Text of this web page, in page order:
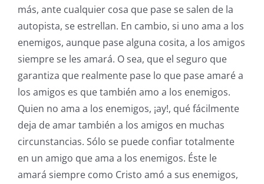
más, ante cualquier cosa que pase se salen de la
autopista, se estrellan. En cambio, si uno ama a los
enemigos, aunque pase alguna cosita, a los amigos
siempre se les amará. O sea, que el seguro que
garantiza que realmente pase lo que pase amaré a
los amigos es que también amo a los enemigos.
Quien no ama a los enemigos, ¡ay!, qué fácilmente
deja de amar también a los amigos en muchas
circunstancias. Sólo se puede confiar totalmente
en un amigo que ama a los enemigos. Éste le
amará siempre como Cristo amó a sus enemigos,